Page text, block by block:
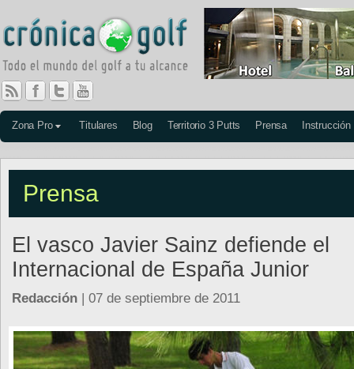
Zona Pro Titulares Blog Territorio 3 Putts Prensa Instrucción
Prensa
El vasco Javier Sainz defiende el
Internacional de España Junior
Redacción | 07 de septiembre de 2011